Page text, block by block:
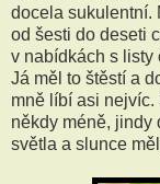
docela sukulentní.
od šesti do deseti
v nabídkách s listy
Já měl to štěstí a
mně líbí asi nejvíc.
někdy méně, jindy
světla a slunce